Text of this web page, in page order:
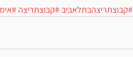
#קבוצתריצהבתלאביב #קבוצתריצה